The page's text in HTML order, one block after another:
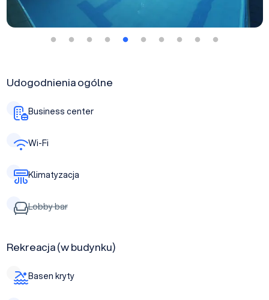
Udogodnienia ogólne
Business center
Wi-Fi
Klimatyzacja
Lobby bar
Rekreacja (w budynku)
Basen kryty